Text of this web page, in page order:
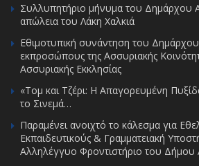
Συλλυπητήριο μήνυμα του Δημάρχου
απώλεια του Λάκη Χαλκιά
Εθιμοτυπική συνάντηση του
εκπροσώπους της Ασσυριακής
Ασσυριακής Εκκλησίας
«Τομ και Τζέρι: Η Απαγορευμένη
το Σινεμά…
Παραμένει ανοιχτό το κάλεσμα για
Εκπαιδευτικούς & Γραμματειακή
Αλληλέγγυο Φροντιστήριο του Δήμου